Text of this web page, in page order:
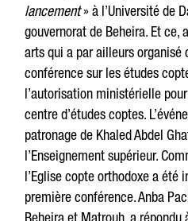
lancement» à l’Université de
gouvernorat de Beheira. Et ce,
arts qui a par ailleurs organisé
conférence sur les études
l’autorisation ministérielle
centre d’études coptes.
patronage de Khaled Abdel
l’Enseignement supérieur.
l’Eglise copte orthodoxe a
première conférence. Anba
Beheira et Matrouh, a répondu